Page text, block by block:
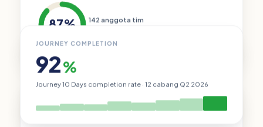
87%
142 anggota tim
Real-time updates
JOURNEY COMPLETION
92%
Journey 10 Days completion rate · 12 cabang Q2 2026